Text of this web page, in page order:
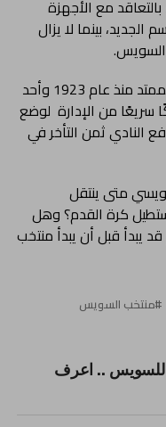
مع الأجهزة
الجديد، بينما لا يزال
جماهير النادي العريق، صاحب التاريخ الممتد منذ عام 1923 وأحد
سريعًا من الإدارة لوضع
النادي ثمن التأخر في
متى ينتقل
كرة القدم؟ وهل
يبدأ قبل أن يبدأ منتخب
منتخب السويس
للسويس .. اعرف